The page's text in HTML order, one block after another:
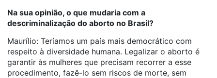
Na sua opinião, o que mudaria com a
descriminalização do aborto no Brasil?
Maurílio: Teríamos um país mais democrático com
respeito à diversidade humana. Legalizar o aborto é
garantir às mulheres que precisam recorrer a esse
procedimento, fazê-lo sem riscos de morte, sem